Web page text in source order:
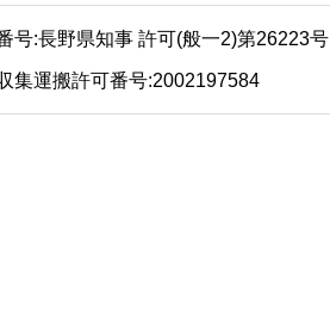
号:長野県知事 許可(般一2)第26223号
集運搬許可番号:2002197584